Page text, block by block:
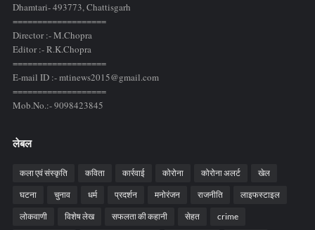
Dhamtari- 493773,Chattisgarh
===================
Director :- M.Chopra
Editor :- R.K.Chopra
===================
E-mail ID :- mtinews2015@gmail.com
===================
Mob.No.:- 9098423845
लेबल
कला एवं संस्कृति कविता कार्रवाई कोरोना कोरोना अलर्ट खेल
घटना चुनाव धर्म प्रदर्शन मनोरंजन राजनीति लाइफस्टाइल
लोकवाणी विशेष लेख सफलता की कहानी सेहत crime